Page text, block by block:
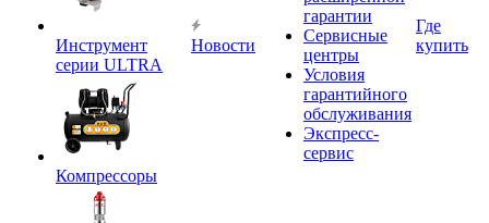
Инструмент
серии ULTRA
Компрессоры
Новости
гарантии
Сервисные
центры
Условия
гарантийного
обслуживания
Экспресс-
сервис
Где
купить